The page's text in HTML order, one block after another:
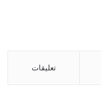
تعليقات